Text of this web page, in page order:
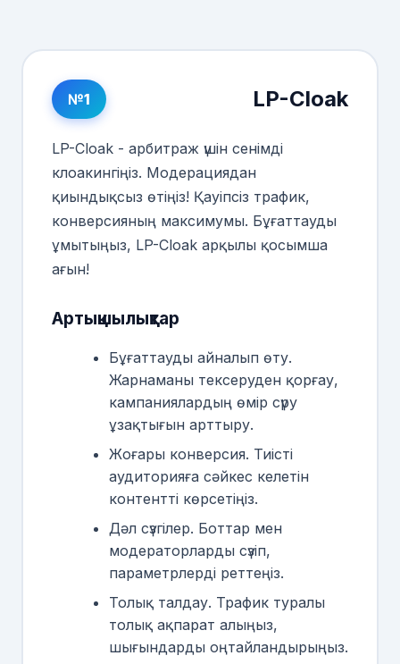
№1 LP-Cloak
LP-Cloak - арбитраж үшін сенімді
клоакингіңіз. Модерациядан
қиындықсыз өтіңіз! Қауіпсіз трафик,
конверсияның максимумы. Бұғаттауды
ұмытыңыз, LP-Cloak арқылы қосымша
ағын!
Артықшылықтар
Бұғаттауды айналып өту.
Жарнаманы тексеруден қорғау,
кампаниялардың өмір сүру
ұзақтығын арттыру.
Жоғары конверсия. Тиісті
аудиторияға сәйкес келетін
контентті көрсетіңіз.
Дәл сүзгілер. Боттар мен
модераторларды сүзіп,
параметрлерді реттеңіз.
Толық талдау. Трафик туралы
толық ақпарат алыңыз,
шығындарды оңтайландырыңыз.